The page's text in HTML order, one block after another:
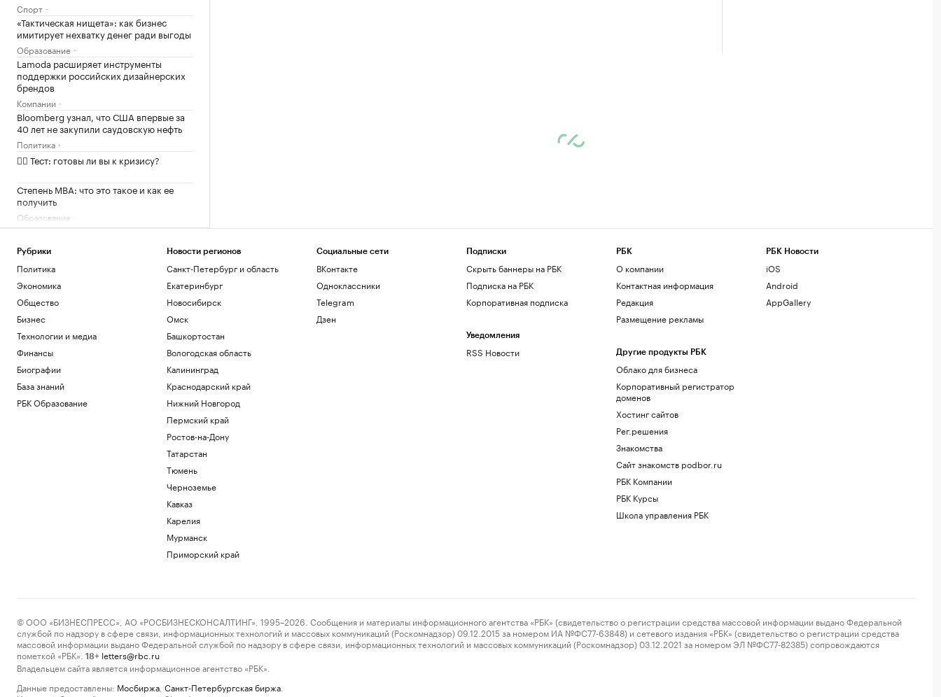
Спорт
«Тактическая нищета»: как бизнес
имитирует нехватку денег ради выгоды
Образование
Lamoda расширяет инструменты
поддержки российских дизайнерских
брендов
Компании
Bloomberg узнал, что США впервые за
40 лет не закупили саудовскую нефть
Политика
✍🏻 Тест: готовы ли вы к кризису?
Степень MBA: что это такое и как ее
получить
Образование
Три способа взыскать долг с
Подписка на РБК
Рубрики
Политика
Экономика
Общество
Бизнес
Технологии и медиа
Финансы
Биографии
База знаний
РБК Образование
Новости регионов
Санкт-Петербург и область
Екатеринбург
Новосибирск
Омск
Башкортостан
Вологодская область
Калининград
Краснодарский край
Нижний Новгород
Пермский край
Ростов-на-Дону
Татарстан
Тюмень
Черноземье
Кавказ
Карелия
Мурманск
Приморский край
Социальные сети
ВКонтакте
Одноклассники
Telegram
Дзен
Подписки
Скрыть баннеры на РБК
Подписка на РБК
Корпоративная подписка
Уведомления
RSS Новости
РБК
О компании
Контактная информация
Редакция
Размещение рекламы
Другие продукты РБК
Облако для бизнеса
Корпоративный регистратор
доменов
Хостинг сайтов
Рег.решения
Знакомства
Сайт знакомств podbor.ru
РБК Компании
РБК Курсы
Школа управления РБК
РБК Новости
iOS
Android
AppGallery
© ООО «БИЗНЕСПРЕСС», АО «РОСБИЗНЕСКОНСАЛТИНГ», 1995–2026. Сообщения и материалы информационного агентства «РБК» (свидетельство о регистрации средства массовой информации выдано Федеральной
службой по надзору в сфере связи, информационных технологий и массовых коммуникаций (Роскомнадзор) 09.12.2015 за номером ИА №ФС77-63848) и сетевого издания «РБК» (свидетельство о регистрации средства
массовой информации выдано Федеральной службой по надзору в сфере связи, информационных технологий и массовых коммуникаций (Роскомнадзор) 03.12.2021 за номером ЭЛ №ФС77-82385) сопровождаются
пометкой «РБК».
18+ letters@rbc.ru
Владельцем сайта является информационное агентство «РБК».
Данные предоставлены: Мосбиржа Санкт-Петербургская биржа